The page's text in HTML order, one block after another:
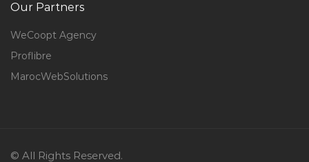
Our Partners
WeCoopt Agency
Proflibre
MarocWebSolutions
© All Rights Reserved.